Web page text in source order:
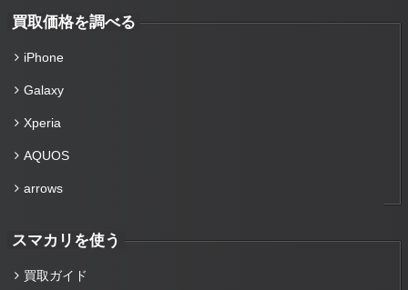
買取価格を調べる
iPhone
Galaxy
Xperia
AQUOS
arrows
スマカリを使う
買取ガイド